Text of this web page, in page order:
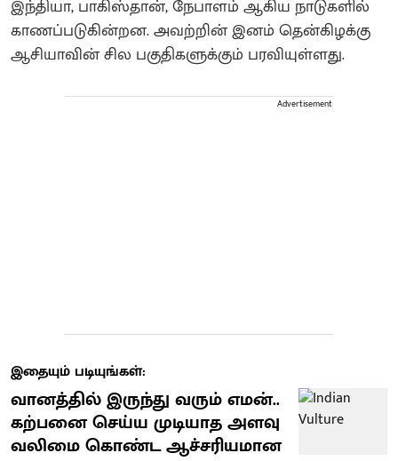
இந்தியா, பாகிஸ்தான், நேபாளம் ஆகிய நாடுகளில்
காணப்படுகின்றன. அவற்றின் இனம் தென்கிழக்கு
ஆசியாவின் சில பகுதிகளுக்கும் பரவியுள்ளது.
Advertisement
இதையும் படியுங்கள்:
வானத்தில் இருந்து வரும் எமன்..
கற்பனை செய்ய முடியாத அளவு
வலிமை கொண்ட ஆச்சரியமான